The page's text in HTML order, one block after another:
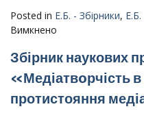
війни
поствоєнний
період
Україні»
Posted in Е.Б. - Збірники,
Вимкнено
наукового
семінару
–
Збірник наукових
«Медіатвoрчість в
протистояння